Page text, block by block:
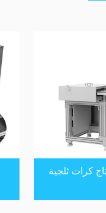
كرات ثلجية